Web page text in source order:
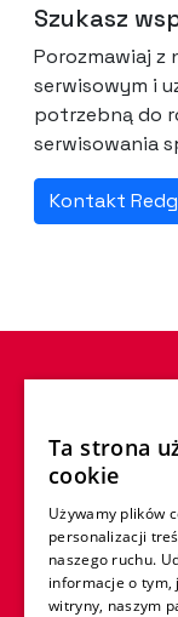
Szukasz
Porozmawiaj z
serwisowym i
potrzebną do
serwisowania
Kontakt
Ta strona
cookie
Używamy plików
personalizacji
naszego ruchu.
informacje o tym,
witryny, naszym